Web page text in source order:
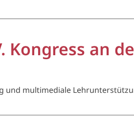
Kongress an
und multimediale